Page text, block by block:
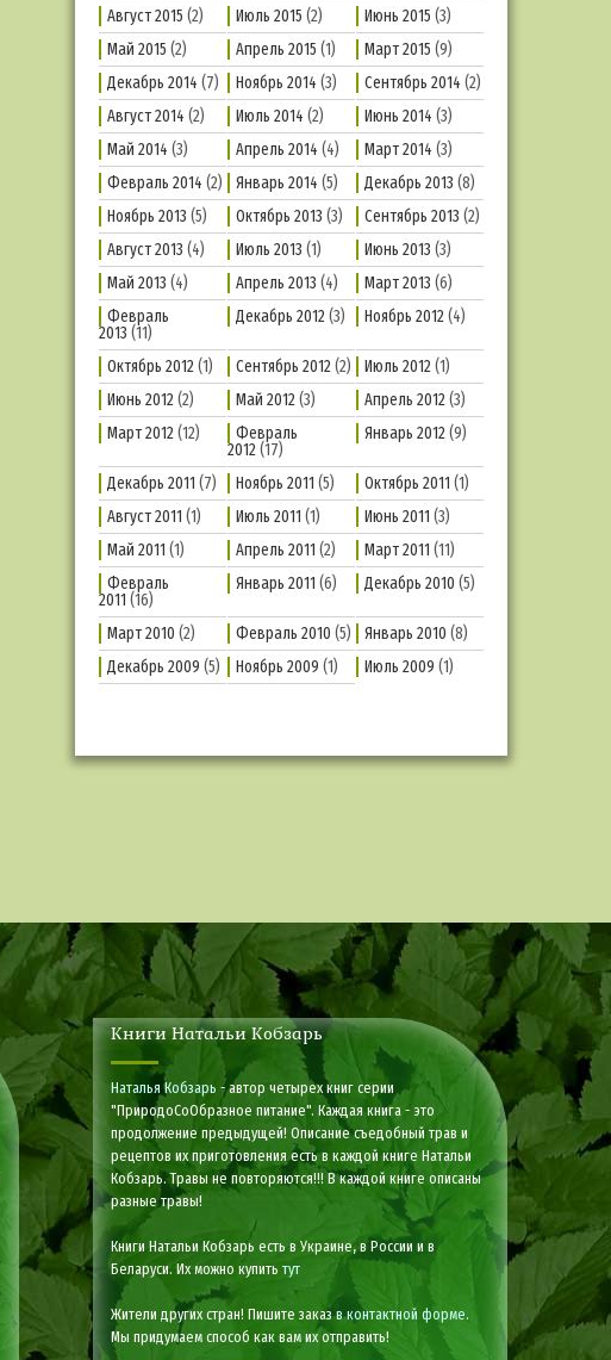
Август 2015 (2) Июль 2015 (2) Июнь 2015 (3)
Май 2015 (2) Апрель 2015 (1) Март 2015 (9)
Декабрь 2014 (7) Ноябрь 2014 (3) Сентябрь 2014 (2)
Август 2014 (2) Июль 2014 (2) Июнь 2014 (3)
Май 2014 (3) Апрель 2014 (4) Март 2014 (3)
Февраль 2014 (2) Январь 2014 (5) Декабрь 2013 (8)
Ноябрь 2013 (5) Октябрь 2013 (3) Сентябрь 2013 (2)
Август 2013 (4) Июль 2013 (1) Июнь 2013 (3)
Май 2013 (4) Апрель 2013 (4) Март 2013 (6)
Февраль
2013 (11)
Декабрь 2012(3) Ноябрь 2012(4)
Октябрь 2012(1) Сентябрь 2012(2) Июль 2012(1)
Июнь 2012(2) Май 2012(3) Апрель 2012(3)
Март 2012(12)
Февраль
2012(17)
Январь 2012(9)
Декабрь 2011 (7) Ноябрь 2011 (5) Октябрь 2011 (1)
Август 2011 (1) Июль 2011 (1) Июнь 2011 (3)
Май 2011 (1) Апрель 2011 (2) Март 2011 (11)
Февраль
2011 (16)
Январь 2011 (6) Декабрь 2010 (5)
Март 2010 (2) Февраль 2010 (5) Январь 2010 (8)
Декабрь 2009 (5) Ноябрь 2009 (1) Июль 2009 (1)
Книги Натальи Кобзарь
Наталья Кобзарь - автор четырех книг серии
"ПриродоСоОбразное питание". Каждая книга - это
продолжение предыдущей! Описание съедобный трав и
рецептов их приготовления есть в каждой книге Натальи
Кобзарь. Травы не повторяются!!! В каждой книге описаны
разные травы!
Книги Натальи Кобзарь есть в Украине, в России и в
Беларуси. Их можно купить тут
Жители других стран! Пишите заказв контактной форме.
Мы придумаем способ как вам их отправить!